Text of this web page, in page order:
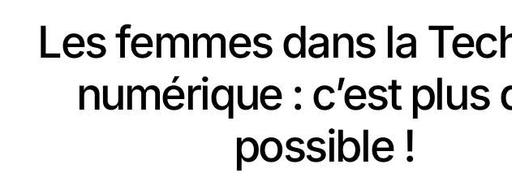
Les femmes dans la
numérique : c’est plus
possible !